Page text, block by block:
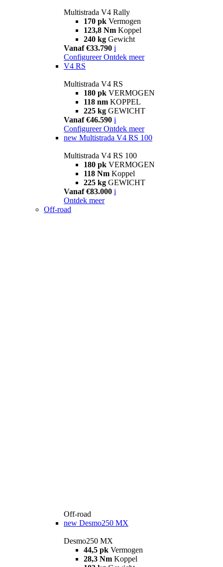
Multistrada V4 Rally
170 pk Vermogen
123,8 Nm Koppel
240 kg Gewicht
Vanaf €33.790 i
Configureer Ontdek meer
V4 RS
Multistrada V4 RS
180 pk VERMOGEN
118 nm KOPPEL
225 kg GEWICHT
Vanaf €46.590 i
Configureer Ontdek meer
new Multistrada V4 RS 100
Multistrada V4 RS 100
180 pk VERMOGEN
118 Nm Koppel
225 kg GEWICHT
Vanaf €83.000 i
Ontdek meer
Off-road
Off-road
new Desmo250 MX
Desmo250 MX
44,5 pk Vermogen
28,3 Nm Koppel